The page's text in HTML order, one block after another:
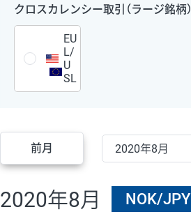
クロスカレンシー取引（ラージ銘柄）
EU
L/
U
SL
前月
2020年8月 NOK/JPY